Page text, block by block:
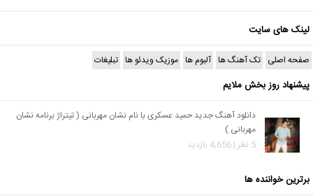
لینک های سایت
صفحه اصلی تک آهنگ ها آلبوم ها موزیک ویدئو ها تبلیغات
پیشنهاد روز بخش ملایم
دانلود آهنگ جدید حمید عسکری با نام نشان مهربانی ( تیتراژ برنامه نشان
مهربانی )
5 نظر | 4,656 بازدید
برترین خواننده ها